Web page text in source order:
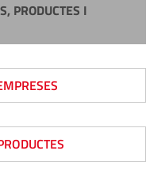
PRODUCTES I